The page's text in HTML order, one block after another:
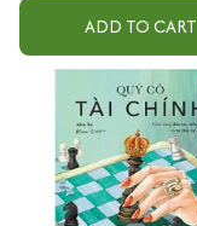
ADD TO CART